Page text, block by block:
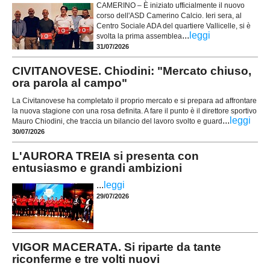
CAMERINO – È iniziato ufficialmente il nuovo
corso dell'ASD Camerino Calcio. Ieri sera, al
Centro Sociale ADA del quartiere Vallicelle, si è
svolta la prima assemblea... leggi
31/07/2026
CIVITANOVESE. Chiodini: "Mercato chiuso,
ora parola al campo"
La Civitanovese ha completato il proprio mercato e si prepara ad affrontare
la nuova stagione con una rosa definita. A fare il punto è il direttore sportivo
Mauro Chiodini, che traccia un bilancio del lavoro svolto e guard... leggi
30/07/2026
L'AURORA TREIA si presenta con
entusiasmo e grandi ambizioni
... leggi
29/07/2026
VIGOR MACERATA. Si riparte da tante
riconferme e tre volti nuovi